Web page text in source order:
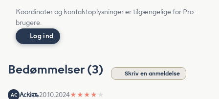
Koordinater og kontaktoplysninger er tilgængelige for Pro-
brugere.
Log ind
Bedømmelser (3) Skriv en anmeldelse
AC Acki 20.10.2024★ ★ ★ ★ ★